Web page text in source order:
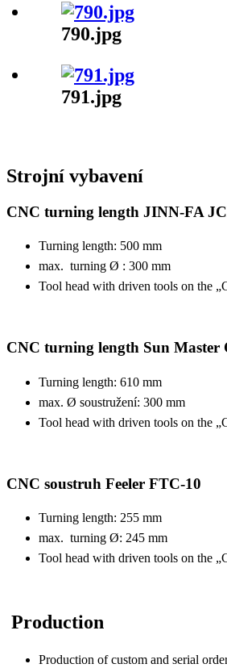
790.jpg
791.jpg
Strojní vybavení
CNC turning length JINN-FA
Turning length: 500 mm
max. turning Ø : 300 mm
Tool head with driven tools on the
CNC turning length Sun Master
Turning length: 610 mm
max. Ø soustružení: 300 mm
Tool head with driven tools on the
CNC soustruh Feeler FTC-10
Turning length: 255 mm
max. turning Ø: 245 mm
Tool head with driven tools on the
Production
Production of custom and serial